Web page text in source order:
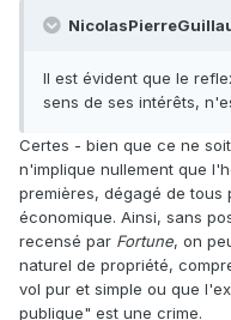
Il est évident que le
sens de ses intérêts,
Certes - bien que ce ne
n'implique nullement que
premières, dégagé de tous
économique. Ainsi, sans
recensé par Fortune, on
naturel de propriété,
vol pur et simple ou que
publique" est une crime.